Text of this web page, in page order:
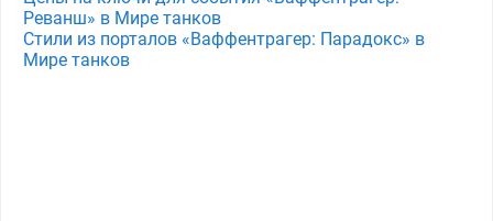
Реванш» в Мире танков
Стили из порталов «Ваффентрагер: Парадокс» в
Мире танков